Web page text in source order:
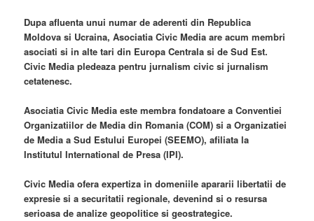
Dupa afluenta unui numar de aderenti din Republica
Moldova si Ucraina, Asociatia Civic Media are acum membri
asociati si in alte tari din Europa Centrala si de Sud Est.
Civic Media pledeaza pentru jurnalism civic si jurnalism
cetatenesc.
Asociatia Civic Media este membra fondatoare a Conventiei
Organizatiilor de Media din Romania (COM) si a Organizatiei
de Media a Sud Estului Europei (SEEMO), afiliata la
Institutul International de Presa (IPI).
Civic Media ofera expertiza in domeniile apararii libertatii de
expresie si a securitatii regionale, devenind si o resursa
serioasa de analize geopolitice si geostrategice.